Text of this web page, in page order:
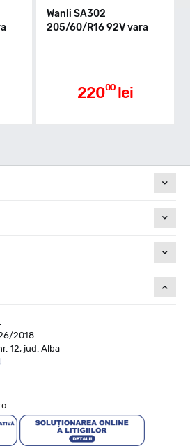
Wanli SA302
205/60/R16 92V vara
22000 lei
2018
12, jud. Alba